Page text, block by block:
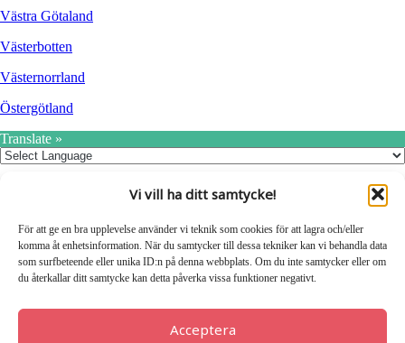
Vi vill ha ditt samtycke!
För att ge en bra upplevelse använder vi teknik som cookies för att lagra och/eller
komma åt enhetsinformation. När du samtycker till dessa tekniker kan vi behandla data
som surfbeteende eller unika ID:n på denna webbplats. Om du inte samtycker eller om
du återkallar ditt samtycke kan detta påverka vissa funktioner negativt.
Acceptera
Västra Götaland
Västerbotten
Västernorrland
Östergötland
Translate »
Hitta nya samarbeten eller partners!
Nu lanserar vi nya Kompanjoner.se
Nya affärsidéer – Företag som söker kompetens – Samverkan mellan